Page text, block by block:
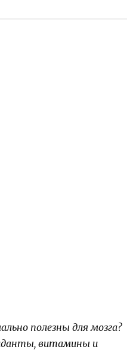
полезны для мозга?
витамины и